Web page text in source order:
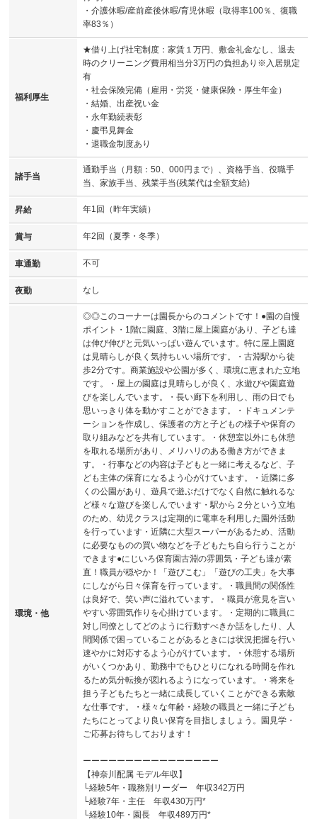
・介護休暇/産前産後休暇/育児休暇（取得率100％、復職
率83％）
福利厚生
★借り上げ社宅制度：家賃１万円、敷金礼金なし、退去
時のクリーニング費用相当分3万円の負担あり※入居規定
有
・社会保険完備（雇用・労災・健康保険・厚生年金）
・結婚、出産祝い金
・永年勤続表彰
・慶弔見舞金
・退職金制度あり
諸手当
通勤手当（月額：50、000円まで）、資格手当、役職手
当、家族手当、残業手当(残業代は全額支給)
昇給 年1回（昨年実績）
賞与 年2回（夏季・冬季）
車通勤 不可
夜勤 なし
環境・他
◎◎このコーナーは園長からのコメントです！●園の自慢
ポイント・1階に園庭、3階に屋上園庭があり、子ども達
は伸び伸びと元気いっぱい遊んでいます。特に屋上園庭
は見晴らしが良く気持ちいい場所です。・古淵駅から徒
歩2分です。商業施設や公園が多く、環境に恵まれた立地
です。・屋上の園庭は見晴らしが良く、水遊びや園庭遊
びを楽しんでいます。・長い廊下を利用し、雨の日でも
思いっきり体を動かすことができます。・ドキュメンテ
ーションを作成し、保護者の方と子どもの様子や保育の
取り組みなどを共有しています。・休憩室以外にも休憩
を取れる場所があり、メリハリのある働き方ができま
す。・行事などの内容は子どもと一緒に考えるなど、子
ども主体の保育になるよう心がけています。・近隣に多
くの公園があり、遊具で遊ぶだけでなく自然に触れるな
ど様々な遊びを楽しんでいます・駅から２分という立地
のため、幼児クラスは定期的に電車を利用した園外活動
を行っています・近隣に大型スーパーがあるため、活動
に必要なものの買い物などを子どもたち自ら行うことが
できます●にじいろ保育園古淵の雰囲気・子ども達が素
直！職員が穏やか！「遊びこむ」「遊びの工夫」を大事
にしながら日々保育を行っています。・職員間の関係性
は良好で、笑い声に溢れています。・職員が意見を言い
やすい雰囲気作りを心掛けています。・定期的に職員に
対し同僚としてどのように行動すべきか話をしたり、人
間関係で困っていることがあるときには状況把握を行い
速やかに対応するよう心がけています。・休憩する場所
がいくつかあり、勤務中でもひとりになれる時間を作れ
るため気分転換が図れるようになっています。・将来を
担う子どもたちと一緒に成長していくことができる素敵
な仕事です。・様々な年齢・経験の職員と一緒に子ども
たちにとってより良い保育を目指しましょう。園見学・
ご応募お待ちしております！
ーーーーーーーーーーーーーーーー
【神奈川配属 モデル年収】
└経験5年・職務別リーダー 年収342万円
└経験7年・主任 年収430万円*
└経験10年・園長 年収489万円*